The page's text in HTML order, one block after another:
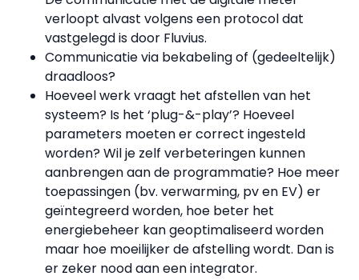
verloopt alvast volgens een protocol dat
vastgelegd is door Fluvius.
Communicatie via bekabeling of (gedeeltelijk)
draadloos?
Hoeveel werk vraagt het afstellen van het
systeem? Is het ‘plug-&-play’? Hoeveel
parameters moeten er correct ingesteld
worden? Wil je zelf verbeteringen kunnen
aanbrengen aan de programmatie? Hoe meer
toepassingen (bv. verwarming, pv en EV) er
geïntegreerd worden, hoe beter het
energiebeheer kan geoptimaliseerd worden
maar hoe moeilijker de afstelling wordt. Dan is
er zeker nood aan een integrator.